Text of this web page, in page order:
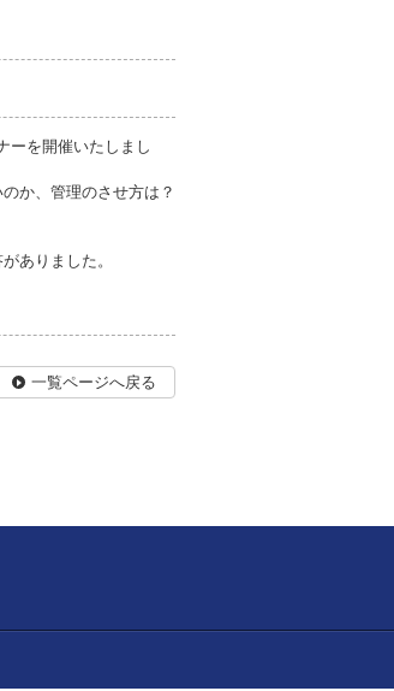
ーを開催いたしまし
か、管理のさせ方は？
ありました。
一覧ページへ戻る